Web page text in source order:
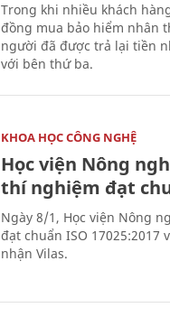
Trong khi nhiều khách
đồng mua bảo hiểm nhân
người đã được trả lại tiền
với bên thứ ba.
KHOA HỌC CÔNG NGHỆ
Học viện Nông
thí nghiệm đạt
Ngày 8/1, Học viện Nông
đạt chuẩn ISO
nhận Vilas.